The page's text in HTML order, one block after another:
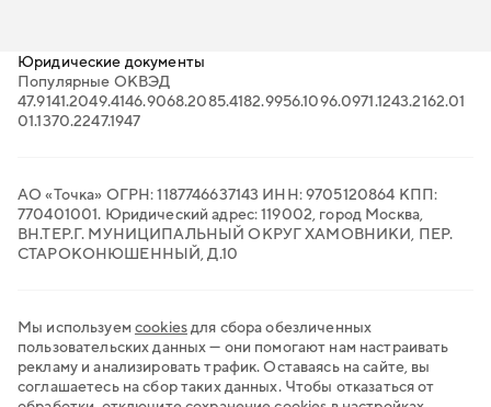
Юридические документы
Популярные ОКВЭД
47.9141.2049.4146.9068.2085.4182.9956.1096.0971.1243.2162.01
01.1370.2247.1947
АО «Точка» ОГРН: 1187746637143 ИНН: 9705120864 КПП:
770401001. Юридический адрес: 119002, город Москва,
ВН.ТЕР.Г. МУНИЦИПАЛЬНЫЙ ОКРУГ ХАМОВНИКИ, ПЕР.
СТАРОКОНЮШЕННЫЙ, Д.10
Мы используем cookiesдля сбора обезличенных
пользовательских данных — они помогают нам настраивать
рекламу и анализировать трафик. Оставаясь на сайте, вы
соглашаетесь на сбор таких данных. Чтобы отказаться от